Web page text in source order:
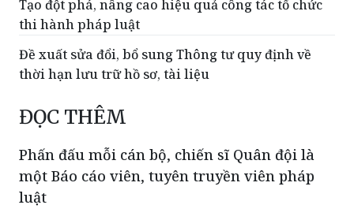
Tạo đột phá, nâng cao hiệu quả công tác tổ chức
thi hành pháp luật
Đề xuất sửa đổi, bổ sung Thông tư quy định về
thời hạn lưu trữ hồ sơ, tài liệu
ĐỌC THÊM
Phấn đấu mỗi cán bộ, chiến sĩ Quân đội là
một Báo cáo viên, tuyên truyền viên pháp
luật